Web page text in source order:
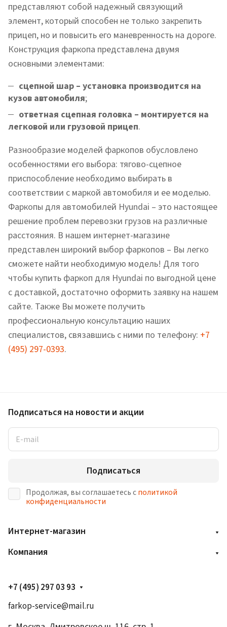
представляют собой надежный связующий
элемент, который способен не только закрепить
прицеп, но и повысить его маневренность на дороге.
Конструкция фаркопа представлена двумя
основными элементами:
сцепной шар – установка производится на
кузов автомобиля;
ответная сцепная головка – монтируется на
легковой или грузовой прицеп.
Разнообразие моделей фаркопов обусловлено
особенностями его выбора: тягово-сцепное
приспособление необходимо выбирать в
соответствии с маркой автомобиля и ее моделью.
Фаркопы для автомобилей Hyundai – это настоящее
решение проблем перевозки грузов на различные
расстояния. В нашем интернет-магазине
представлен широкий выбор фаркопов – Вы легко
сможете найти необходимую модель! Для того
чтобы купить фаркоп для Hyundai по выгодной цене
с доставкой, достаточно оформить заявку на нашем
сайте. Также Вы можете получить
профессиональную консультацию наших
специалистов, связавшись с ними по телефону: +7
(495) 297-0393.
Подписаться на новости и акции
Подписаться
Продолжая, вы соглашаетесь сполитикой
конфиденциальности
Интернет-магазин
Компания
+7 (495) 297 03 93
farkop-service@mail.ru